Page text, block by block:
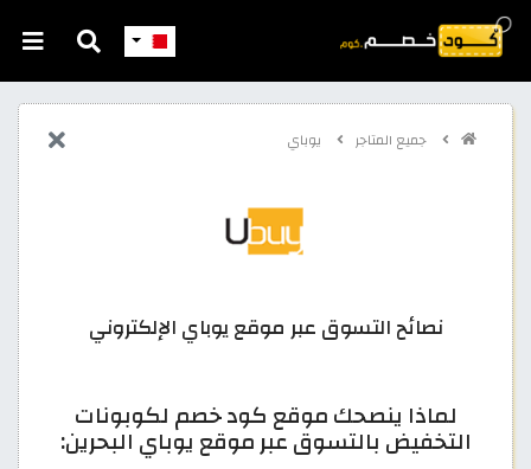
جميع المتاجر يوباي
نصائح التسوق عبر موقع يوباي الإلكتروني
لماذا ينصحك موقع كود خصم لكوبونات
التخفيض بالتسوق عبر موقع يوباي البحرين: